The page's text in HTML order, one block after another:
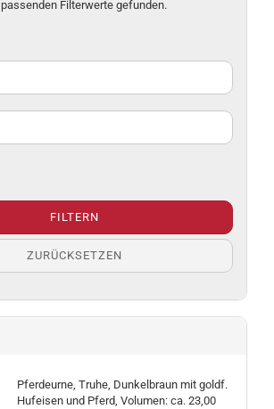
Filterwerte gefunden.
FILTERN
ZURÜCKSETZEN
Pferdeurne, Truhe, Dunkelbraun mit goldf.
Hufeisen und Pferd, Volumen: ca. 23,00